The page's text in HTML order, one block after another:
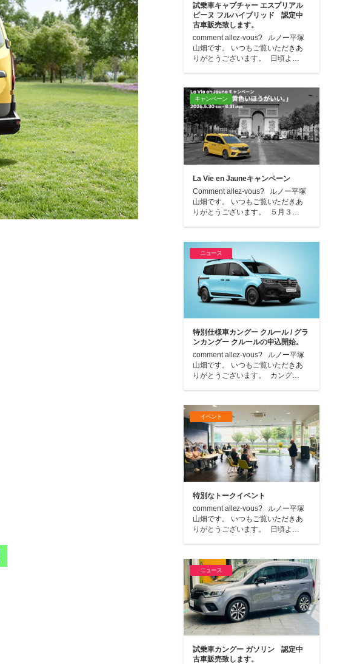
試乗車キャプチャー エスプリアル
ピーヌ フルハイブリッド 認定中
古車販売致します。
comment allez-vous? ルノー平塚
山畑です。 いつもご覧いただきあ
りがとうございます。 日頃よ…
キャンペーン
La Vie en Jauneキャンペーン
Comment allez-vous? ルノー平塚
山畑です。 いつもご覧いただきあ
りがとうございます。 ５月３…
ニュース
特別仕様車カングー クルール / グラ
ンカングー クルールの申込開始。
comment allez-vous? ルノー平塚
山畑です。 いつもご覧いただきあ
りがとうございます。 カング…
イベント
特別なトークイベント
comment allez-vous? ルノー平塚
山畑です。 いつもご覧いただきあ
りがとうございます。 日頃よ…
ニュース
試乗車カングー ガソリン 認定中
古車販売致します。